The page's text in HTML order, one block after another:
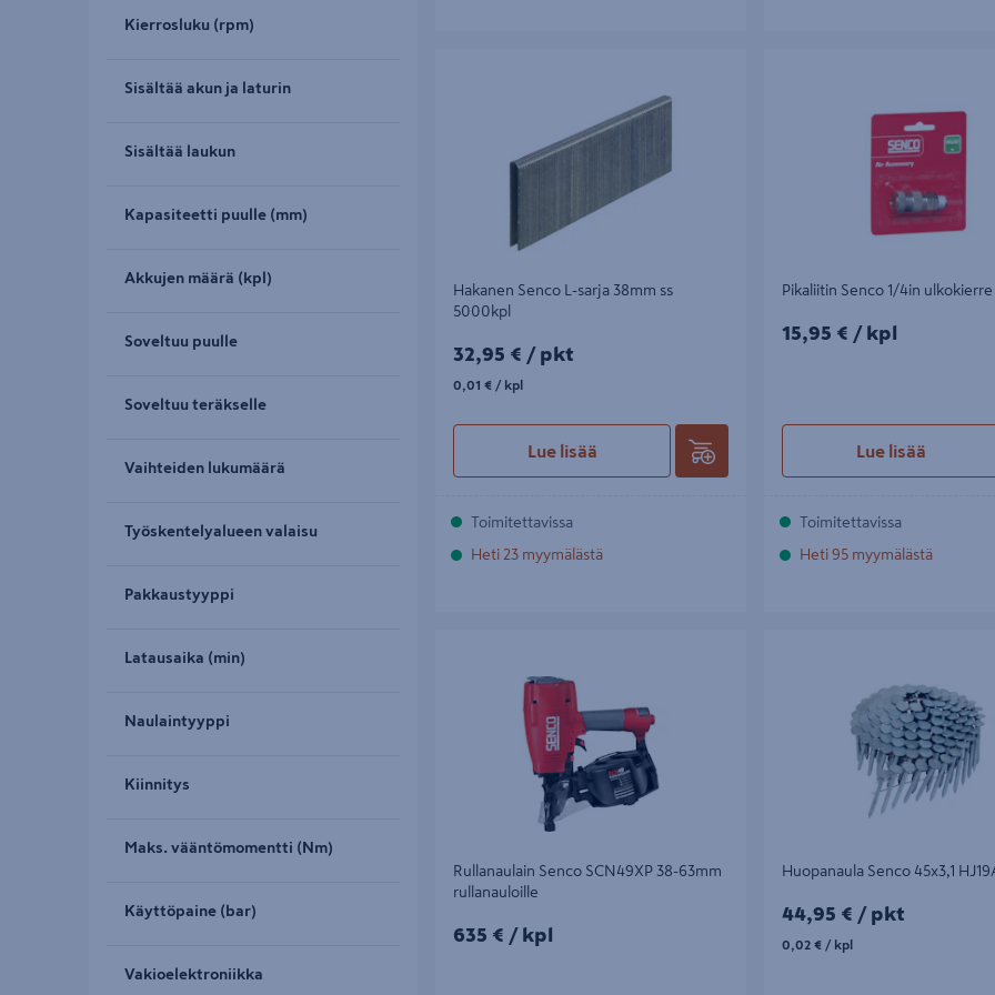
Kierrosluku (rpm)
Sisältää akun ja laturin
Sisältää laukun
Kapasiteetti puulle (mm)
Akkujen määrä (kpl)
Soveltuu puulle
Soveltuu teräkselle
Vaihteiden lukumäärä
Työskentelyalueen valaisu
Pakkaustyyppi
Latausaika (min)
Naulaintyyppi
Kiinnitys
Maks. vääntömomentti (Nm)
Käyttöpaine (bar)
Vakioelektroniikka
Hakanen Senco L-sarja 38mm ss
5000kpl
32,95€/pkt
32,95 € / pkt
0,01€/kpl
0,01 € / kpl
Lue lisää
Toimitettavissa
Heti 23 myymälästä
Pikaliitin Senco 1/4in ulkokierre
15,95€/kpl
15,95 € / kpl
Lue lisää
Toimitettavissa
Heti 95 myymälästä
Rullanaulain Senco SCN49XP 38-63mm
rullanauloille
635€/kpl
635 € / kpl
Huopanaula Senco 45x3,1
44,95€/pkt
44,95 € / pkt
0,02€/kpl
0,02 € / kpl